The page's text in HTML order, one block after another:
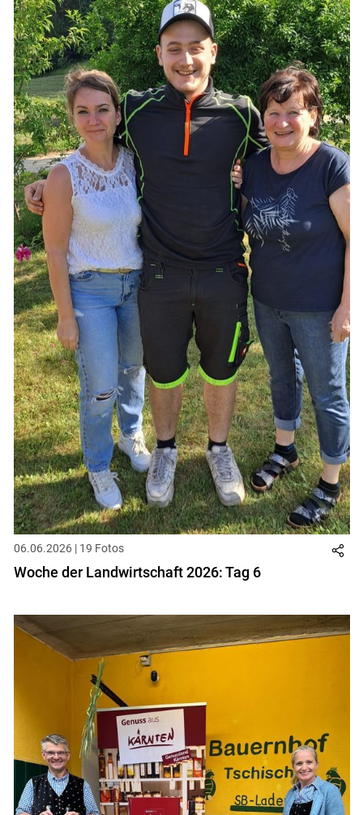
06.06.2026 | 19 Fotos
Woche der Landwirtschaft 2026: Tag 6